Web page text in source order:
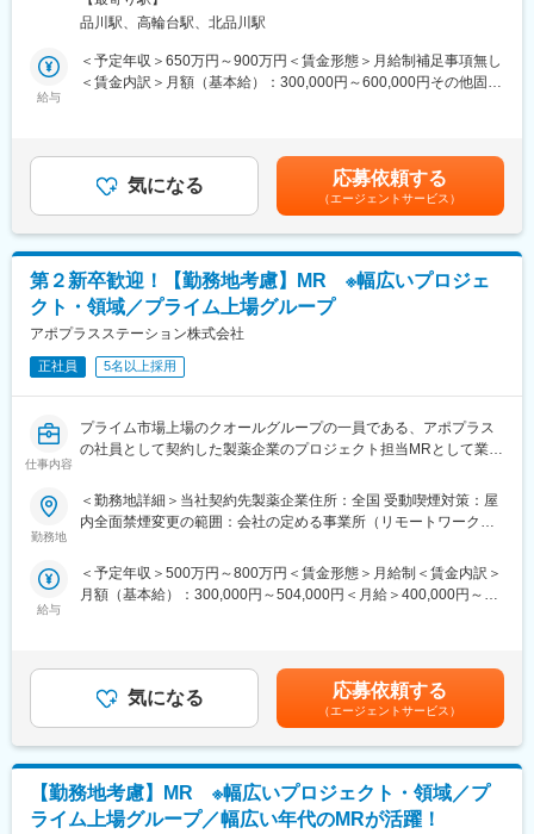
社員がワークライフバランスをとりながらパフォーマンスを発揮
できる制度があります。社員と社員のご家族が安心し、仕事もプ
ライベートも充実して活躍できるよう、福利厚生制度を整備して
います。
■社内認定資格制度
製薬企業での開発パイプラインの変化にともない、当社において
加しています。またスペシャリティ領域については社員の関心も
高く、これに応えるべく専門性の高い人財を育成するための社内
認定資格制度を設けています。現在はオンコロジー分野で「血液
がん」と「固形がん」の2つのコースが展開されています。
て、医薬品PJなどを中心にクライアントビジネス拡大に貢献して
いただきます。
・担当エリアの訪問医療施設のターゲティング、担当医療施設へ
の訪問計画作成、担当医療施設への訪問、医療従事者とのリレー
ーション推進のための研究会・勉強会の立ち上げ、講演会の企
画・運営 等
行採用オファーをお出しいたします
・再配属時は全国勤務が対象となります（希望勤務地は考慮いた
します）
・プロジェクトは先発医薬品のみならず、長期収載品・ジェネリ
ック・医療機器などの全てのプロジェクトが対象です
・配属プロジェクトの検討は、入社確定後に順次、検討を開始さ
せていただきます
■当社について
・世界100以上の国と地域／8万人の社員が、医薬品の臨床開発～
関与しています
・日本においても業界トップシェアを誇り、常時100以上のPJが
■当社の魅力
析、マーケティングなど多角的にヘルスケアのプロフェッショナ
ル人材を育成する研修制度を整備しています。
・充実の待遇：同業他社の中でも平均給与の高さや日当の支給の
就業が可能です。
・豊富なキャリアップ・スキルアップの機会：ヘルスケア業界を
取り巻く環境変化に対し、当社はグローバルで培った様々なデー
タベース、ネットワークで多様なニーズにこたえるサービス展開
えください。 受動喫煙対策：屋内全面禁煙変更の範囲：会社の定
品川駅、高輪台駅、北品川駅
給与
＜予定年収＞650万円～900万円＜賃金形態＞月給制補足事項無し
＜賃金内訳＞月額（基本給）：300,000円～600,000円その他固定
手当支給する。【補足】プロジェクト稼働手当(35,000円)、外勤
日当（1日1,500円／外勤3.5時間以上）■変動賞与制（6月・12
月・3月）※平均実績6ヶ月分■インセンティブ：3月（対象者）賃
金はあくまでも目安の金額であり、選考を通じて上下する可能性
があります。月給(月額)は固定手当を含めた表記です。
気になる 応募依頼する
（エージェントサービス）
第２新卒歓迎！【勤務地考慮】MR ※幅広いプロジェ
クト・領域／プライム上場グループ
アポプラスステーション株式会社
正社員 5名以上採用
仕事内容
プライム市場上場のクオールグループの一員である、アポプラス
の社員として契約した製薬企業のプロジェクト担当MRとして業務
ックメーカーなどプロジェクトは多岐に渡りますので、今までの
経験を活かせる環境が整っています。
用情報を収集を行っていただきます。
・新薬のプロモーション
※プロジェクトマネージャー（PM）、スーパーバイザー(SV)よ
り、日々の活動についてフォローを受けられる環境です。全国に
SVを配置し、素早くフォローができる体制をとっています。
■中途入社社員の年収例：
・入社3年目（MR経験者）28歳：642万（月給＋日当＋住宅手
当）
・入社5年目（MR経験者）33歳：712万（月給＋日当＋住宅手
勤務地
＜勤務地詳細＞当社契約先製薬企業住所：全国 受動喫煙対策：屋
内全面禁煙変更の範囲：会社の定める事業所（リモートワーク含
給与
＜予定年収＞500万円～800万円＜賃金形態＞月給制＜賃金内訳＞
月額（基本給）：300,000円～504,000円＜月給＞400,000円～
す。※その他の手当は「待遇・福利厚生」欄をご参照ください。昇
給：年1回★頑張りに応じて年収UP★赴任先の評価次第で大幅に
年収をUPできます。（年2回業績給改定）賃金はあくまでも目安
の金額であり、選考を通じて上下する可能性があります。月給(月
額)は固定手当を含めた表記です。
気になる 応募依頼する
（エージェントサービス）
【勤務地考慮】MR ※幅広いプロジェクト・領域／プ
ライム上場グループ／幅広い年代のMRが活躍！